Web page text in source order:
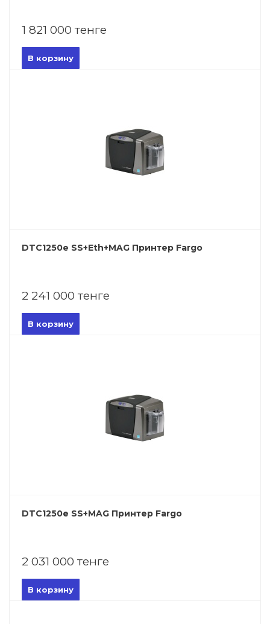
1 821 000 тенге
В корзину
DTC1250e SS+Eth+MAG Принтер Fargo
2 241 000 тенге
В корзину
DTC1250e SS+MAG Принтер Fargo
2 031 000 тенге
В корзину